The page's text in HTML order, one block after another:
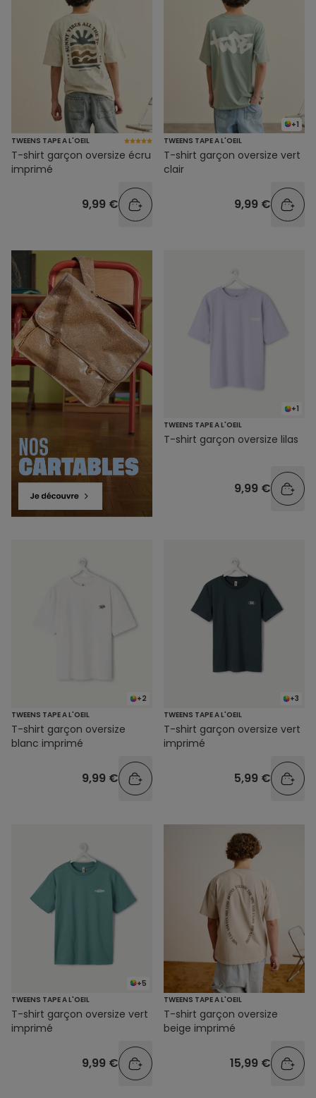
TWEENS TAPE A L'OEIL
T-shirt garçon oversize écru
imprimé
9,99 €
+1
TWEENS TAPE A L'OEIL
T-shirt garçon oversize vert
clair
9,99 €
+1
TWEENS TAPE A L'OEIL
T-shirt garçon oversize lilas
9,99 €
+2
TWEENS TAPE A L'OEIL
T-shirt garçon oversize
blanc imprimé
9,99 €
+3
TWEENS TAPE A L'OEIL
T-shirt garçon oversize vert
imprimé
5,99 €
+5
TWEENS TAPE A L'OEIL
T-shirt garçon oversize vert
imprimé
9,99 €
TWEENS TAPE A L'OEIL
T-shirt garçon oversize
beige imprimé
15,99 €